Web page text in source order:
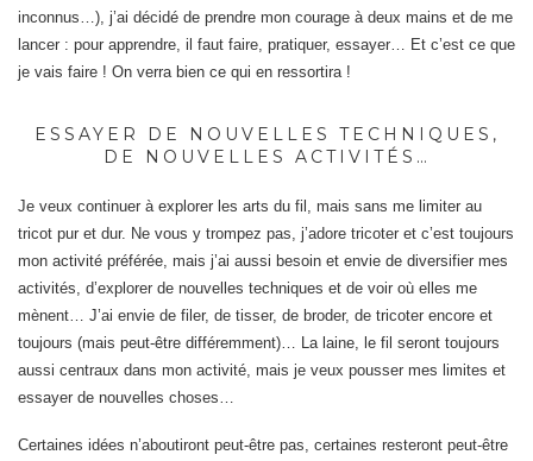
inconnus…), j’ai décidé de prendre mon courage à deux mains et de me
lancer : pour apprendre, il faut faire, pratiquer, essayer… Et c’est ce que
je vais faire ! On verra bien ce qui en ressortira !
ESSAYER DE NOUVELLES TECHNIQUES,
DE NOUVELLES ACTIVITÉS…
Je veux continuer à explorer les arts du fil, mais sans me limiter au
tricot pur et dur. Ne vous y trompez pas, j’adore tricoter et c’est toujours
mon activité préférée, mais j’ai aussi besoin et envie de diversifier mes
activités, d’explorer de nouvelles techniques et de voir où elles me
mènent… J’ai envie de filer, de tisser, de broder, de tricoter encore et
toujours (mais peut-être différemment)… La laine, le fil seront toujours
aussi centraux dans mon activité, mais je veux pousser mes limites et
essayer de nouvelles choses…
Certaines idées n’aboutiront peut-être pas, certaines resteront peut-être